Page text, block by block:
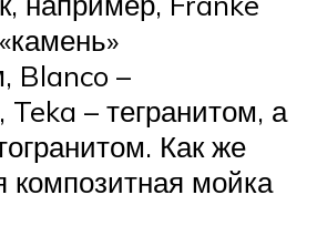
Blanco –
Teka – тегранитом, а
Как же
композитная мойка